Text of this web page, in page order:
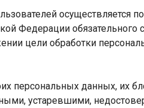
осуществляется
Федерации обязательного
цели обработки
персональных данных, их
устаревшими,